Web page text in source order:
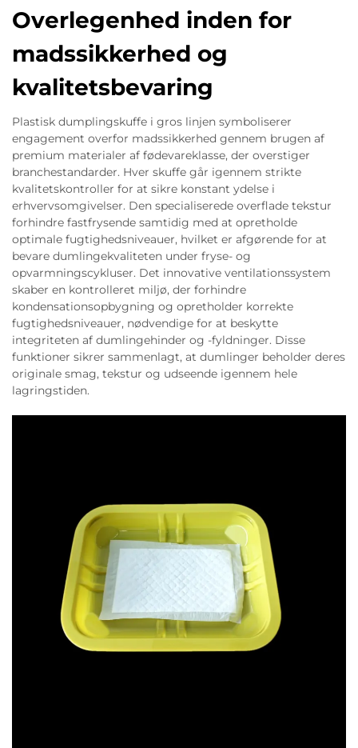
Overlegenhed inden for
madssikkerhed og
kvalitetsbevaring
Plastisk dumplingskuffe i gros linjen symboliserer
engagement overfor madssikkerhed gennem brugen af
premium materialer af fødevareklasse, der overstiger
branchestandarder. Hver skuffe går igennem strikte
kvalitetskontroller for at sikre konstant ydelse i
erhvervsomgivelser. Den specialiserede overflade tekstur
forhindre fastfrysende samtidig med at opretholde
optimale fugtighedsniveauer, hvilket er afgørende for at
bevare dumlingekvaliteten under fryse- og
opvarmningscykluser. Det innovative ventilationssystem
skaber en kontrolleret miljø, der forhindre
kondensationsopbygning og opretholder korrekte
fugtighedsniveauer, nødvendige for at beskytte
integriteten af dumlingehinder og -fyldninger. Disse
funktioner sikrer sammenlagt, at dumlinger beholder deres
originale smag, tekstur og udseende igennem hele
lagringstiden.